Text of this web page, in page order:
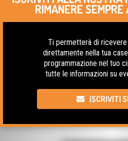
RIMANERE SEMPRE
Ti permetterà di
direttamente nella tua
programmazione nel tuo
tutte le informazioni su
ISCRIVITI